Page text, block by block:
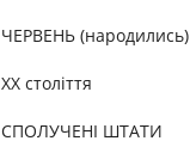
ЧЕРВЕНЬ (народились)
XX століття
СПОЛУЧЕНІ ШТАТИ